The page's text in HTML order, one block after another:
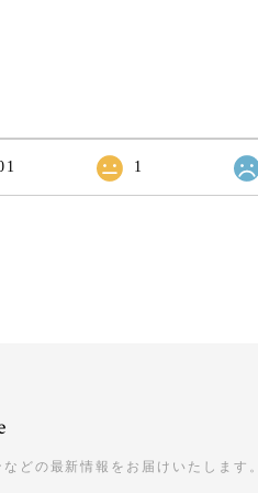
1
どの最新情報をお届けいたします。